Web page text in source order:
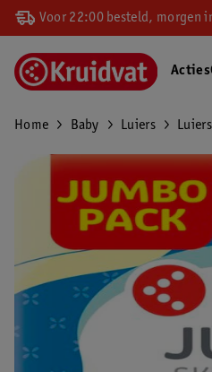
Voor 22:00 besteld, morgen
Acties
Home Baby Luiers